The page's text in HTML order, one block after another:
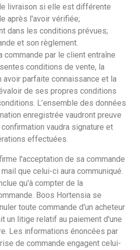
livraison si elle est différente
après l'avoir vérifiée;
dans les conditions prévues;
et son règlement.
commande par le client entraîne
conditions de vente, la
avoir parfaite connaissance et la
de ses propres conditions
L’ensemble des données
enregistrée vaudront preuve
vaudra signature et
effectuées.
l'acceptation de sa commande
que celui-ci aura communiqué.
qu'à compter de la
Boos Hortensia se
toute commande d'un acheteur
un litige relatif au paiement d'une
Les informations énoncées par
de commande engagent celui-